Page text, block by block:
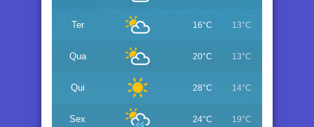
Ter 16°C 13°C
Qua 20°C 13°C
Qui 28°C 14°C
Sex 24°C 19°C